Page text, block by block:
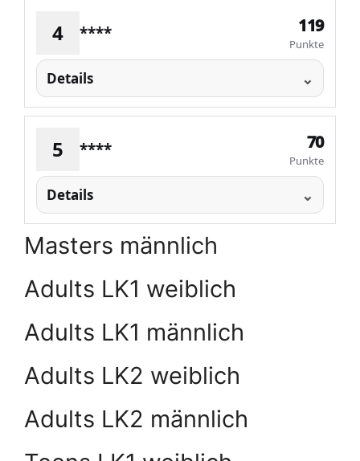
4 **** 119
Punkte
Details
5 **** 70
Punkte
Details
Masters männlich
Adults LK1 weiblich
Adults LK1 männlich
Adults LK2 weiblich
Adults LK2 männlich